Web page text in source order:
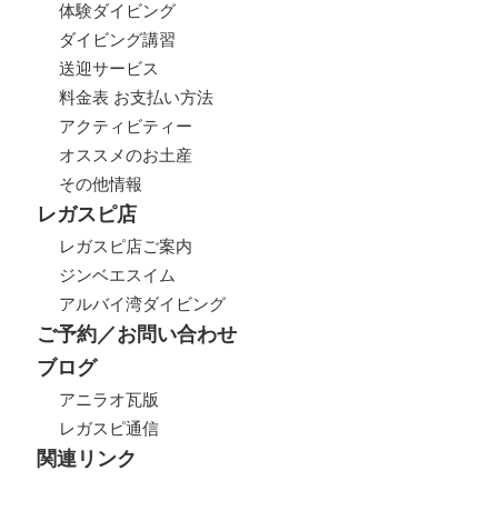
体験ダイビング
ダイビング講習
送迎サービス
料金表 お支払い方法
アクティビティー
オススメのお土産
その他情報
レガスピ店
レガスピ店ご案内
ジンベエスイム
アルバイ湾ダイビング
ご予約／お問い合わせ
ブログ
アニラオ瓦版
レガスピ通信
関連リンク